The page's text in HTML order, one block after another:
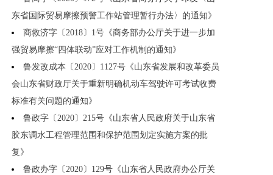
东省国际贸易摩擦预警工作站管理暂行办法〉的通知》
商救济字〔2018〕1号《商务部办公厅关于进一步加
强贸易摩擦“四体联动”应对工作机制的通知》
鲁发改成本〔2020〕1127号《山东省发展和改革委员
会山东省财政厅关于重新明确机动车驾驶许可考试收费
标准有关问题的通知》
鲁政字〔2020〕215号《山东省人民政府关于山东省
胶东调水工程管理范围和保护范围划定实施方案的批
复》
鲁政办字〔2020〕129号《山东省人民政府办公厅关